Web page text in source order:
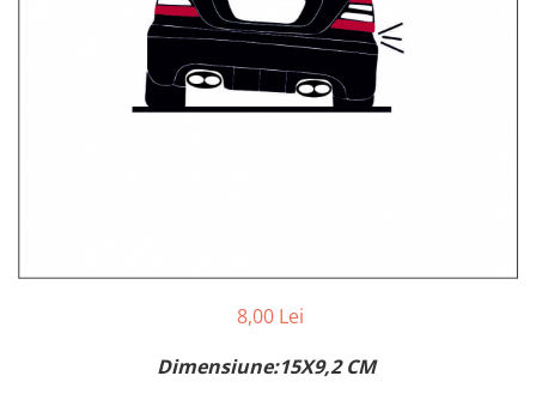
VOLVO
8,00 Lei
Dimensiune:15X9,2 CM